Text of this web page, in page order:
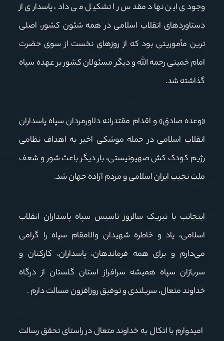
وجودی این نهاد مقدس را تشکیل می داد، پاسداری از
دستاوردهای انقلاب اسلامی در همه شئون کشور، اصلی
ترین مأموریتی بود که از روزهای نخست از سوی حضرت
امام خمینی رحمه الله و دیگر مسئولان کشور بر عهده سپاه
گذاشته شد.
«وعده صادق» و اقدام مقتدرانه دلاورمردان سپاه پاسداران
انقلاب اسلامی در حمله‌ موشکی اخیر به اهداف نظامی
رژیم کودک کش صهیونیستی، بار دیگر باعث شور و شعف
ملت نجیب ایران اسلامی و مردم آزاده جهان شد.
اینجانب با تبریک سالروز تاسیس سپاه پاسداران انقلاب
اسلامی، یاد و خاطره شهیدان والامقام سپاه را گرامی
می‌دارم و برای همه فرماندهان، پاسداران، کارکنان و
سربازان سپاه همیشه سرافراز استان گلستان از درگاه
خداوند متعال، سربلندی و توفیق روزافزون مسالت دارم .
امیدوارم با اتکال به خداوند متعال در راستای تحقق رسالت